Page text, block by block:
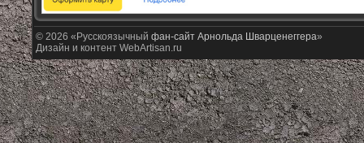
© 2026 «Русскоязычный фан-сайт Арнольда Шварценеггера»
Дизайн и контент WebArtisan.ru